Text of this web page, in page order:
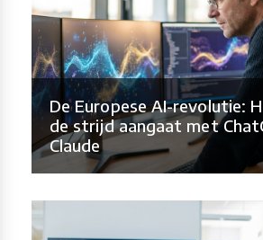
De Europese AI-revolutie:
de strijd aangaat met
Claude